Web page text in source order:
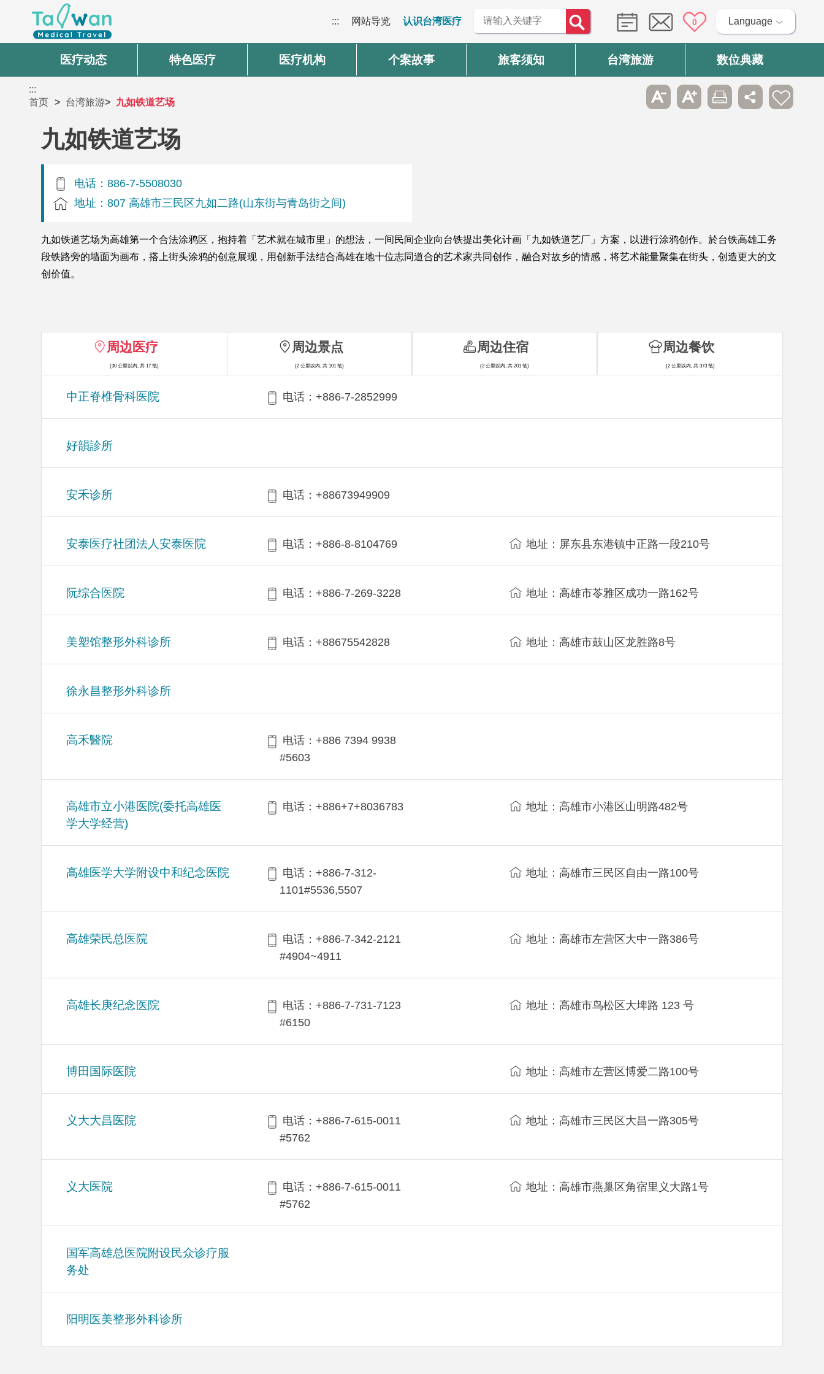
::: 网站导览 认识台湾医疗 0 Language
医疗动态 特色医疗 医疗机构 个案故事 旅客须知 台湾旅游 数位典藏
:::
首页
台湾旅游 九如铁道艺场
九如铁道艺场
电话：886-7-5508030
地址：807 高雄市三民区九如二路(山东街与青岛街之间)
九如铁道艺场为高雄第一个合法涂鸦区，抱持着「艺术就在城市里」的想法，一间民间企业向台铁提出美化计画「九如铁道艺厂」方案，以进行涂鸦创作。於台铁高雄工务
段铁路旁的墙面为画布，搭上街头涂鸦的创意展现，用创新手法结合高雄在地十位志同道合的艺术家共同创作，融合对故乡的情感，将艺术能量聚集在街头，创造更大的文
创价值。
周边医疗
(30 公里以内, 共 17 笔)
中正脊椎骨科医院 电话：+886-7-2852999
好韻診所
安禾诊所 电话：+88673949909
安泰医疗社团法人安泰医院 电话：+886-8-8104769 地址：屏东县东港镇中正路一段210号
阮综合医院 电话：+886-7-269-3228 地址：高雄市苓雅区成功一路162号
美塑馆整形外科诊所 电话：+88675542828 地址：高雄市鼓山区龙胜路8号
徐永昌整形外科诊所
高禾醫院
电话：+886 7394 9938
#5603
高雄市立小港医院(委托高雄医
学大学经营)
电话：+886+7+8036783 地址：高雄市小港区山明路482号
高雄医学大学附设中和纪念医院
电话：+886-7-312-
1101#5536,5507
地址：高雄市三民区自由一路100号
高雄荣民总医院
电话：+886-7-342-2121
#4904~4911
地址：高雄市左营区大中一路386号
高雄长庚纪念医院
电话：+886-7-731-7123
#6150
地址：高雄市鸟松区大埤路 123 号
博田国际医院 地址：高雄市左营区博爱二路100号
义大大昌医院
电话：+886-7-615-0011
#5762
地址：高雄市三民区大昌一路305号
义大医院
电话：+886-7-615-0011
#5762
地址：高雄市燕巢区角宿里义大路1号
国军高雄总医院附设民众诊疗服
务处
阳明医美整形外科诊所
周边景点
(2 公里以内, 共 101 笔)
周边住宿
(2 公里以内, 共 201 笔)
周边餐饮
(2 公里以内, 共 373 笔)